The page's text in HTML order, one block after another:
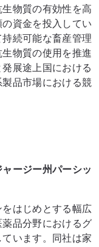
物質の有効性を高
資金を投入してい
続可能な畜産管理
物質の使用を推進
展途上国における
品市場における競
ージー州パーシッ
はじめとする幅広
品分野におけるグ
います。同社は家